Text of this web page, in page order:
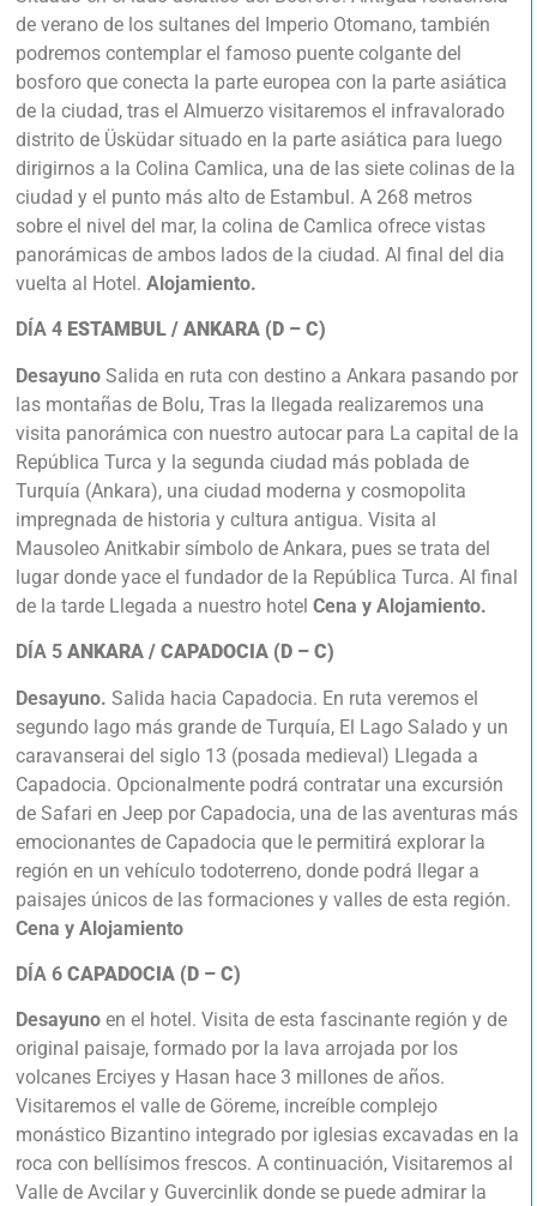
de verano de los sultanes del Imperio Otomano, también
podremos contemplar el famoso puente colgante del
bosforo que conecta la parte europea con la parte asiática
de la ciudad, tras el Almuerzo visitaremos el infravalorado
distrito de Üsküdar situado en la parte asiática para luego
dirigirnos a la Colina Camlica, una de las siete colinas de la
ciudad y el punto más alto de Estambul. A 268 metros
sobre el nivel del mar, la colina de Camlica ofrece vistas
panorámicas de ambos lados de la ciudad. Al final del dia
vuelta al Hotel.Alojamiento.
DÍA 4 ESTAMBUL / ANKARA (D – C)
Desayuno Salida en ruta con destino a Ankara pasando por
las montañas de Bolu, Tras la llegada realizaremos una
visita panorámica con nuestro autocar para La capital de la
República Turca y la segunda ciudad más poblada de
Turquía (Ankara), una ciudad moderna y cosmopolita
impregnada de historia y cultura antigua. Visita al
Mausoleo Anitkabir símbolo de Ankara, pues se trata del
lugar donde yace el fundador de la República Turca. Al final
de la tarde Llegada a nuestro hotelCena y Alojamiento.
DÍA 5ANKARA / CAPADOCIA (D – C)
Desayuno.Salida hacia Capadocia. En ruta veremos el
segundo lago más grande de Turquía, El Lago Salado y un
caravanserai del siglo 13 (posada medieval) Llegada a
Capadocia. Opcionalmente podrá contratar una excursión
de Safari en Jeep por Capadocia, una de las aventuras más
emocionantes de Capadocia que le permitirá explorar la
región en un vehículo todoterreno, donde podrá llegar a
paisajes únicos de las formaciones y valles de esta región.
Cena y Alojamiento
DÍA 6CAPADOCIA (D – C)
Desayuno en el hotel. Visita de esta fascinante región y de
original paisaje, formado por la lava arrojada por los
volcanes Erciyes y Hasan hace 3 millones de años.
Visitaremos el valle de Göreme, increíble complejo
monástico Bizantino integrado por iglesias excavadas en la
roca con bellísimos frescos. A continuación, Visitaremos al
Valle de Avcilar y Guvercinlik donde se puede admirar la